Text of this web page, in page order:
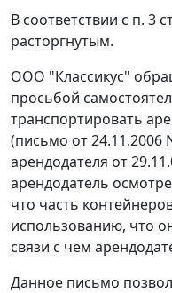
В соответствии с п. 3
расторгнутым.
ООО "Классикус"
просьбой
транспортировать
(письмо от 24.11.2006
арендодателя от
арендодатель
что часть
использованию, что
связи с чем
Данное письмо